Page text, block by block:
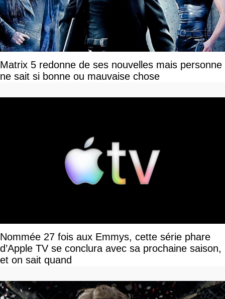
Matrix 5 redonne de ses nouvelles mais personne
ne sait si bonne ou mauvaise chose
Nommée 27 fois aux Emmys, cette série phare
d’Apple TV se conclura avec sa prochaine saison,
et on sait quand